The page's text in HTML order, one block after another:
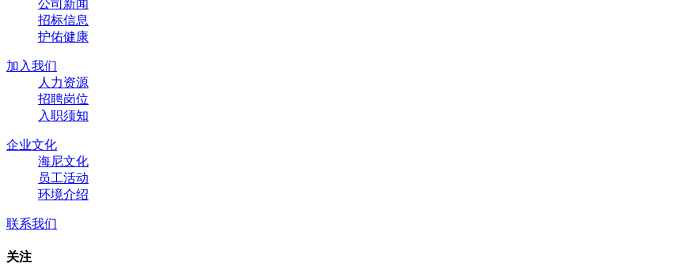
公司新闻
招标信息
护佑健康
加入我们
人力资源
招聘岗位
入职须知
企业文化
海尼文化
员工活动
环境介绍
联系我们
关注